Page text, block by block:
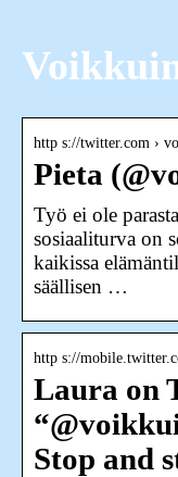
http s://twitter.com ›
Pieta
Työ ei ole
sosiaaliturva on
kaikissa
säällisen …
http s://
Laura on
Stop and